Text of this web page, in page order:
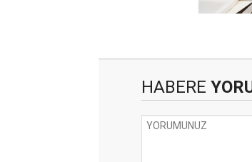
HABERE